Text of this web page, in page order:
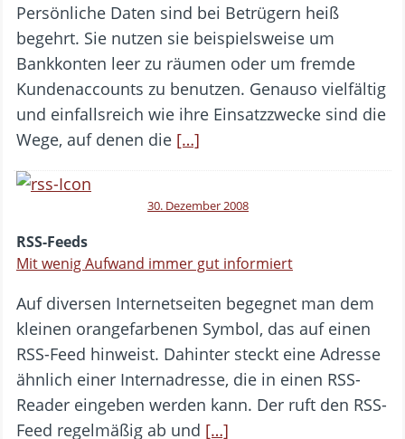
Persönliche Daten sind bei Betrügern heiß
begehrt. Sie nutzen sie beispielsweise um
Bankkonten leer zu räumen oder um fremde
Kundenaccounts zu benutzen. Genauso vielfältig
und einfallsreich wie ihre Einsatzzwecke sind die
Wege, auf denen die […]
30. Dezember 2008
RSS-Feeds
Mit wenig Aufwand immer gut informiert
Auf diversen Internetseiten begegnet man dem
kleinen orangefarbenen Symbol, das auf einen
RSS-Feed hinweist. Dahinter steckt eine Adresse
ähnlich einer Internadresse, die in einen RSS-
Reader eingeben werden kann. Der ruft den RSS-
Feed regelmäßig ab und […]